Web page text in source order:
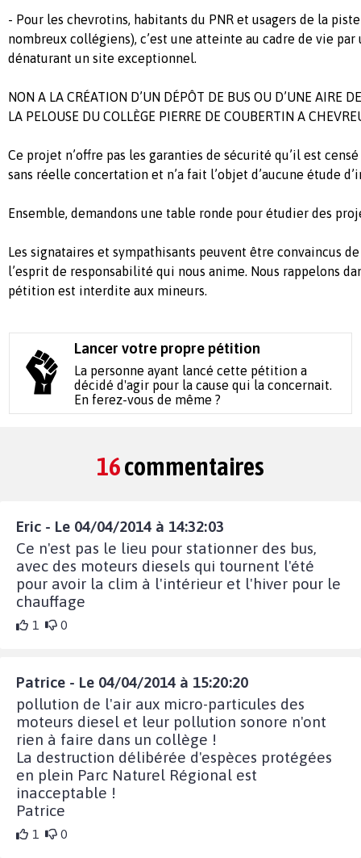
- Pour les chevrotins, habitants du PNR et usagers de la
nombreux collégiens), c’est une atteinte au cadre de vie par
dénaturant un site exceptionnel.
NON A LA CRÉATION D’UN DÉPÔT DE BUS OU D’UNE AIRE
LA PELOUSE DU COLLÈGE PIERRE DE COUBERTIN A
Ce projet n’offre pas les garanties de sécurité qu’il est
sans réelle concertation et n’a fait l’objet d’aucune étude
Ensemble, demandons une table ronde pour étudier des
Les signataires et sympathisants peuvent être convaincus
l’esprit de responsabilité qui nous anime. Nous rappelons
pétition est interdite aux mineurs.
Lancer votre propre pétition
La personne ayant lancé cette pétition a
décidé d'agir pour la cause qui la concernait.
En ferez-vous de même ?
16commentaires
Eric - Le 04/04/2014 à 14:32:03
Ce n'est pas le lieu pour stationner des bus,
avec des moteurs diesels qui tournent l'été
pour avoir la clim à l'intérieur et l'hiver pour le
chauffage
1 0
Patrice - Le 04/04/2014 à 15:20:20
pollution de l'air aux micro-particules des
moteurs diesel et leur pollution sonore n'ont
rien à faire dans un collège !
La destruction délibérée d'espèces protégées
en plein Parc Naturel Régional est
inacceptable !
Patrice
1 0